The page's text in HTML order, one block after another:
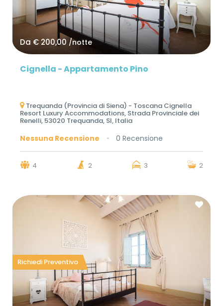
Da € 200,00 /notte
Cignella - Appartamento Pino
Trequanda (Provincia di Siena) - Toscana Cignella
Resort Luxury Accommodations, Strada Provinciale dei
Renelli, 53020 Trequanda, SI, Italia
Nessuna Recensione 0 Recensione
4 2 3 2
Richiedi Preventivo